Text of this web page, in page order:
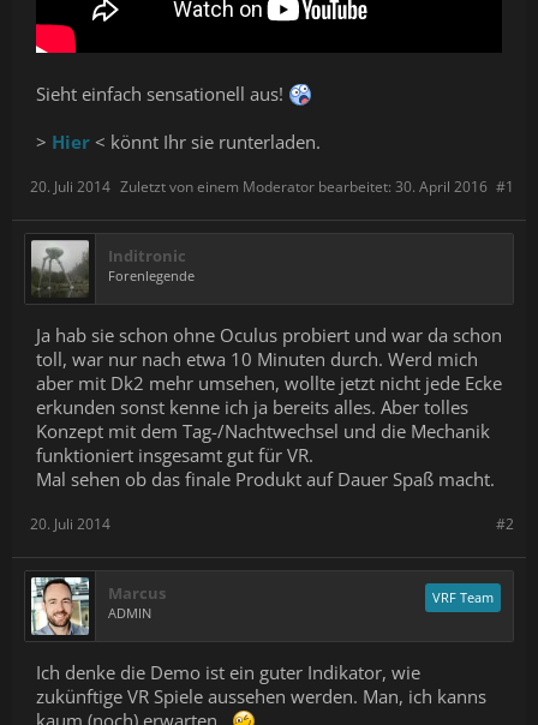
Sieht einfach sensationell aus!
> Hier < könnt Ihr sie runterladen.
#1
20. Juli 2014 Zuletzt von einem Moderator bearbeitet: 30. April 2016
Inditronic
Forenlegende
Ja hab sie schon ohne Oculus probiert und war da schon
toll, war nur nach etwa 10 Minuten durch. Werd mich
aber mit Dk2 mehr umsehen, wollte jetzt nicht jede Ecke
erkunden sonst kenne ich ja bereits alles. Aber tolles
Konzept mit dem Tag-/Nachtwechsel und die Mechanik
funktioniert insgesamt gut für VR.
Mal sehen ob das finale Produkt auf Dauer Spaß macht.
#2
20. Juli 2014
Marcus
ADMIN
VRF Team
Ich denke die Demo ist ein guter Indikator, wie
zukünftige VR Spiele aussehen werden. Man, ich kanns
kaum (noch) erwarten..